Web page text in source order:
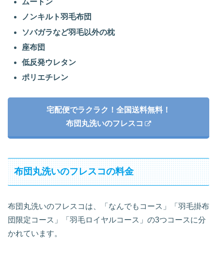
ムートン
ノンキルト羽毛布団
ソバガラなど羽毛以外の枕
座布団
低反発ウレタン
ポリエチレン
宅配便でラクラク！全国送料無料！
布団丸洗いのフレスコ
布団丸洗いのフレスコの料金
布団丸洗いのフレスコは、「なんでもコース」「羽毛掛布
団限定コース」「羽毛ロイヤルコース」の3つコースに分
かれています。